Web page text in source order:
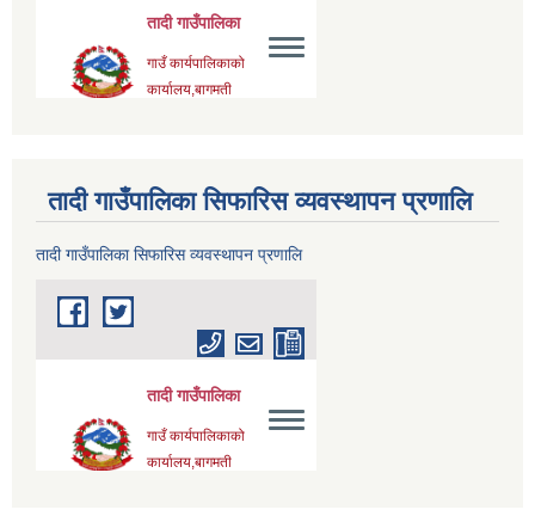
तादी गाउँपालिका सिफारिस व्यवस्थापन प्रणालि
तादी गाउँपालिका सिफारिस व्यवस्थापन प्रणालि